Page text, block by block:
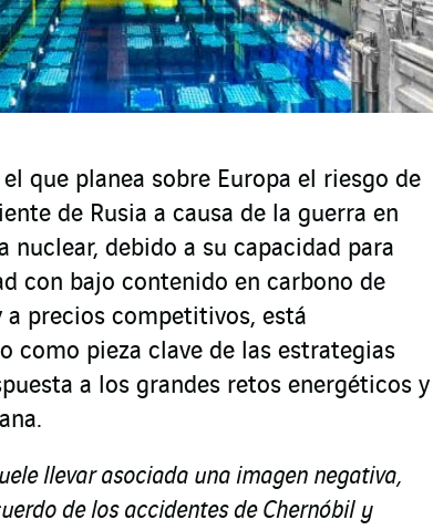
que planea sobre Europa el riesgo de
de Rusia a causa de la guerra en
nuclear, debido a su capacidad para
con bajo contenido en carbono de
precios competitivos, está
como pieza clave de las estrategias
a los grandes retos energéticos y
llevar asociada una imagen negativa,
de los accidentes de Chernóbil y